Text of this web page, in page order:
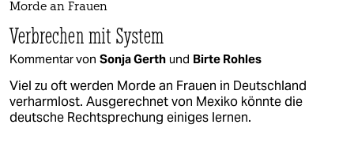
Morde an Frauen
Verbrechen mit System
Kommentar von Sonja Gerth und Birte Rohles
Viel zu oft werden Morde an Frauen in Deutschland
verharmlost. Ausgerechnet von Mexiko könnte die
deutsche Rechtsprechung einiges lernen.